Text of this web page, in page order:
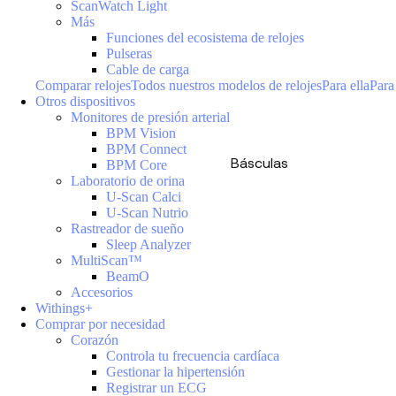
Básculas
ScanWatch Light
Más
Funciones del ecosistema de relojes
Pulseras
Cable de carga
Comparar relojesTodos nuestros modelos de relojesPara ella
Otros dispositivos
Monitores de presión arterial
BPM Vision
BPM Connect
BPM Core
Laboratorio de orina
U-Scan Calci
U-Scan Nutrio
Rastreador de sueño
Sleep Analyzer
MultiScan™
BeamO
Accesorios
Withings+
Comprar por necesidad
Corazón
Controla tu frecuencia cardíaca
Gestionar la hipertensión
Registrar un ECG